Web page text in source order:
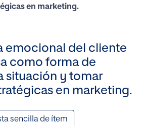
en marketing.
emocional del cliente
como forma de
situación y tomar
en marketing.
sencilla de ítem